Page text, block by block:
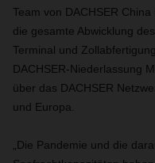
Team von DACHSER
die gesamte Abwicklung
Terminal und
DACHSER-Niederlassung
über das DACHSER
und Europa.
„Die Pandemie und die